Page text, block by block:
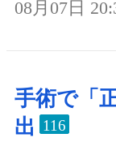
08月07日
手術で「
出
116